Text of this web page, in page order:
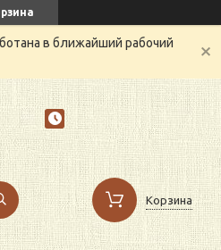
в ближайший рабочий
Корзина